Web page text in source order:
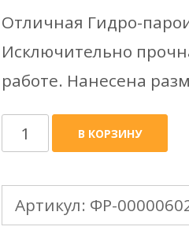
Отличная Гидро-
Исключительно
работе. Нанесена
Количество
товара
ОНДУТИС
В КОРЗИНУ
Артикул: ФР-